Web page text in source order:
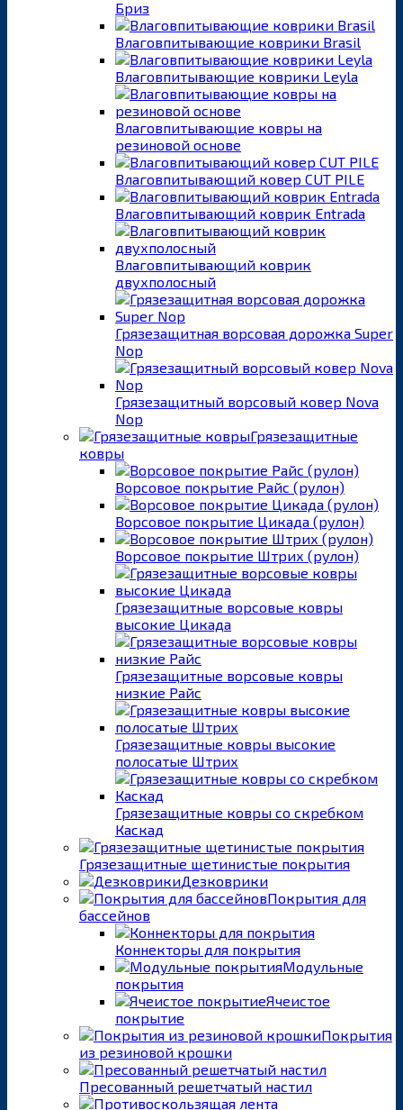
Бриз
Влаговпитывающие коврики Brasil
Влаговпитывающие коврики Leyla
Влаговпитывающие ковры на
резиновой основе
Влаговпитывающий ковер CUT PILE
Влаговпитывающий коврик Entrada
Влаговпитывающий коврик
двухполосный
Грязезащитная ворсовая дорожка Super
Nop
Грязезащитный ворсовый ковер Nova
Nop
Грязезащитные
ковры
Ворсовое покрытие Райс (рулон)
Ворсовое покрытие Цикада (рулон)
Ворсовое покрытие Штрих (рулон)
Грязезащитные ворсовые ковры
высокие Цикада
Грязезащитные ворсовые ковры
низкие Райс
Грязезащитные ковры высокие
полосатые Штрих
Грязезащитные ковры со скребком
Каскад
Грязезащитные щетинистые покрытия
Дезковрики
Покрытия для
бассейнов
Коннекторы для покрытия
Модульные
покрытия
Ячеистое
покрытие
Покрытия
из резиновой крошки
Пресованный решетчатый настил